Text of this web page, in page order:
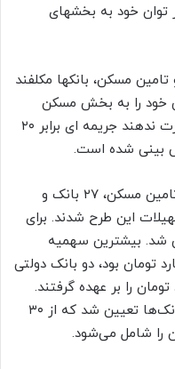
توان خود به بخشهای
و تامین مسکن، بانکها مکلفند
خود را به بخش مسکن
اختصاص دهند و اگر این اقدام را صورت ندهند جریمه ای برابر ۲۰
بینی شده است.
پس از تصویب قانون جهش تولید و تامین مسکن، ۲۷ بانک و
این طرح شدند. برای
شد. بیشترین سهمیه
با ۶۳ هزار میلیارد تومان بود، دو بانک دولتی
۴۲ هزار میلیارد تومان را بر عهده گرفتند.
اعداد و ارقام متفاوتی نیز برای دیگر بانک‌ها تعیین شد که از ۳۰